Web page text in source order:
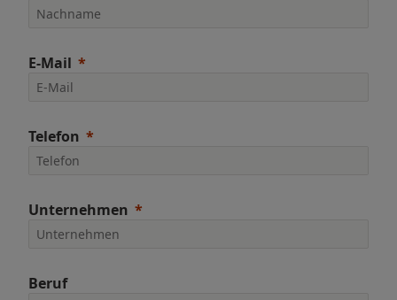
E-Mail
Telefon
Unternehmen
Beruf